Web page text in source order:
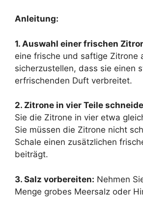
Anleitung:
1. Auswahl einer frischen
eine frische und saftige Zitrone
sicherzustellen, dass sie einen
erfrischenden Duft verbreitet.
2. Zitrone in vier Teile
Sie die Zitrone in vier etwa
Sie müssen die Zitrone nicht
Schale einen zusätzlichen
beiträgt.
3. Salz vorbereiten: Nehmen
Menge grobes Meersalz oder